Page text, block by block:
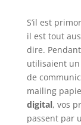
S’il est
il est tout
dire.
utilisaient un
de
mailing
digital, vos
passent par